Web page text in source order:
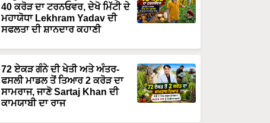
40 ਕਰੋੜ ਦਾ ਟਰਨਓਵਰ, ਦੇਖੋ ਮਿੱਟੀ ਦੇ
ਮਹਾਯੋਧਾ Lekhram Yadav ਦੀ
ਸਫਲਤਾ ਦੀ ਸ਼ਾਨਦਾਰ ਕਹਾਣੀ
72 ਏਕੜ ਗੰਨੇ ਦੀ ਖੇਤੀ ਅਤੇ ਅੰਤਰ-
ਫਸਲੀ ਮਾਡਲ ਤੋਂ ਤਿਆਰ 2 ਕਰੋੜ ਦਾ
ਸਾਮਰਾਜ, ਜਾਣੋ Sartaj Khan ਦੀ
ਕਾਮਯਾਬੀ ਦਾ ਰਾਜ